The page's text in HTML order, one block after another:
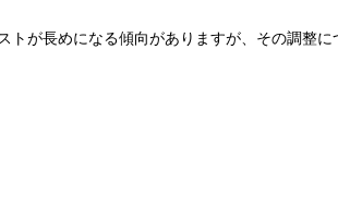
が長めになる傾向がありますが、その調整に